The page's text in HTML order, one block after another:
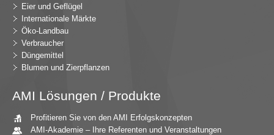
Eier und Geflügel
Internationale Märkte
Öko-Landbau
Verbraucher
Düngemittel
Blumen und Zierpflanzen
AMI Lösungen / Produkte
Profitieren Sie von den AMI Erfolgskonzepten
AMI-Akademie – Ihre Referenten und Veranstaltungen